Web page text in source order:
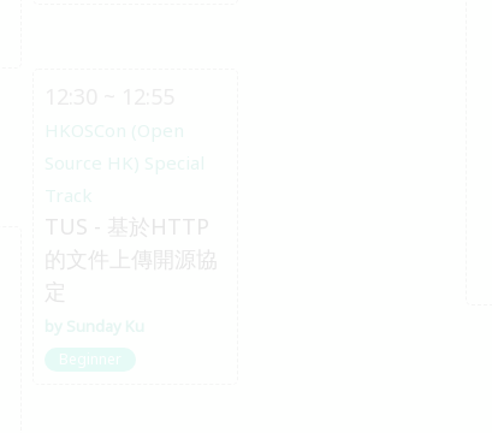
HKOSCon (Open
Source HK) Special
Track
TUS - 基於HTTP
的文件上傳開源協
定
Sunday Ku
Beginner